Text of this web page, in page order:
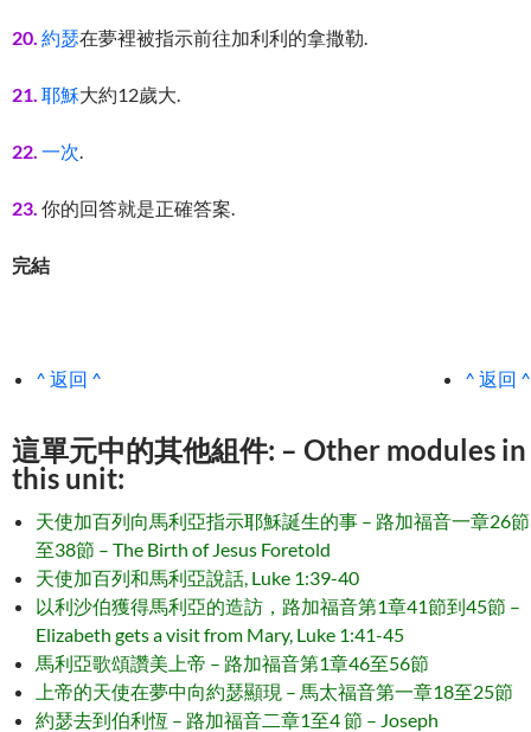
20. 約瑟在夢裡被指示前往加利利的拿撒勒.
21. 耶穌大約12歲大.
22. 一次.
23. 你的回答就是正確答案.
完結
^ 返回 ^ ^ 返回 ^
這單元中的其他組件: – Other modules in
this unit:
天使加百列向馬利亞指示耶穌誕生的事 – 路加福音一章26節
至38節 – The Birth of Jesus Foretold
天使加百列和馬利亞說話, Luke 1:39-40
以利沙伯獲得馬利亞的造訪，路加福音第1章41節到45節 –
Elizabeth gets a visit from Mary, Luke 1:41-45
馬利亞歌頌讚美上帝 – 路加福音第1章46至56節
上帝的天使在夢中向約瑟顯現 – 馬太福音第一章18至25節
約瑟去到伯利恆 – 路加福音二章1至4 節 – Joseph